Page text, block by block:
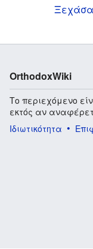
OrthodoxWiki
Το περιεχόμενο
εκτός αν
Ιδιωτικότητα